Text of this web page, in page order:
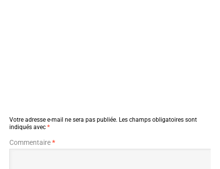
Votre adresse e-mail ne sera pas publiée. Les champs obligatoires sont
indiqués avec *
Commentaire*